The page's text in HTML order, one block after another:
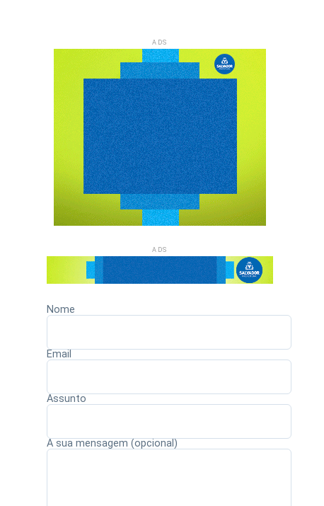
ADS
ADS
Nome
Email
Assunto
A sua mensagem (opcional)